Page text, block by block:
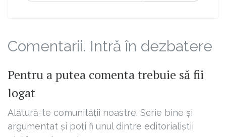
Comentarii. Intră în dezbatere
Pentru a putea comenta trebuie să fii
logat
Alătură-te comunității noastre. Scrie bine și
argumentat și poți fi unul dintre editorialiștii